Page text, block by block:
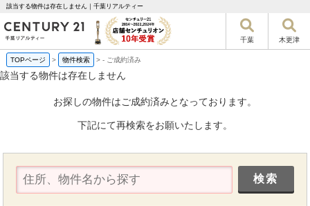
該当する物件は存在しません｜千葉リアルティー
千葉 木更津
TOPページ > 物件検索 >- ご成約済み
該当する物件は存在しません
お探しの物件はご成約済みとなっております。
下記にて再検索をお願いたします。